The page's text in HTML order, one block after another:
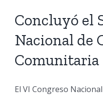
Concluyó el
Nacional de
Comunitaria
El VI Congreso